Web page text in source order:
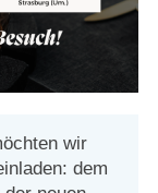
wir
dem